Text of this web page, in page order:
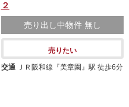
２
売り出し中物件 無し
売りたい
交通 ＪＲ阪和線『美章園』駅 徒歩6分